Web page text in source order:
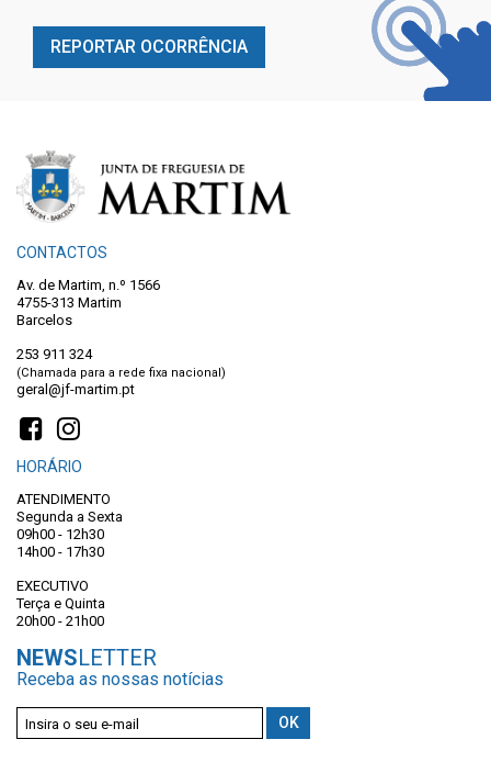
REPORTAR OCORRÊNCIA
CONTACTOS
Av. de Martim, n.º 1566
4755-313 Martim
Barcelos
253 911 324
(Chamada para a rede fixa nacional)
geral@jf-martim.pt
HORÁRIO
ATENDIMENTO
Segunda a Sexta
09h00 - 12h30
14h00 - 17h30
EXECUTIVO
Terça e Quinta
20h00 - 21h00
NEWSLETTER
Receba as nossas notícias